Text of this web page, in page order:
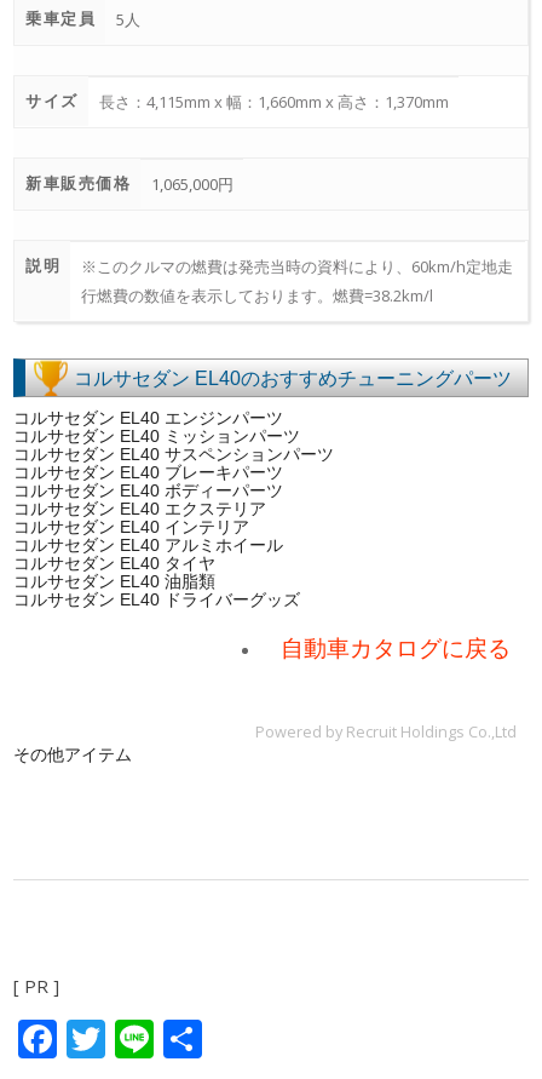
乗車定員 5人
サイズ 長さ：4,115mm x 幅：1,660mm x 高さ：1,370mm
新車販売価格 1,065,000円
説明
※このクルマの燃費は発売当時の資料により、60km/h定地走
行燃費の数値を表示しております。燃費=38.2km/l
コルサセダン EL40のおすすめチューニングパーツ
コルサセダン EL40 エンジンパーツ
コルサセダン EL40 ミッションパーツ
コルサセダン EL40 サスペンションパーツ
コルサセダン EL40 ブレーキパーツ
コルサセダン EL40 ボディーパーツ
コルサセダン EL40 エクステリア
コルサセダン EL40 インテリア
コルサセダン EL40 アルミホイール
コルサセダン EL40 タイヤ
コルサセダン EL40 油脂類
コルサセダン EL40 ドライバーグッズ
自動車カタログに戻る
Powered by Recruit Holdings Co.,Ltd
その他アイテム
[ PR ]
Facebook
Twitter
Line